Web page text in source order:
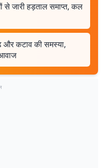
से जारी हड़ताल समाप्त, कल
और कटाव की समस्या,